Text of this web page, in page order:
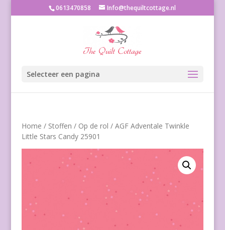
0613470858 Info@thequiltcottage.nl
Selecteer een pagina
Home / Stoffen / Op de rol / AGF Adventale Twinkle
Little Stars Candy 25901